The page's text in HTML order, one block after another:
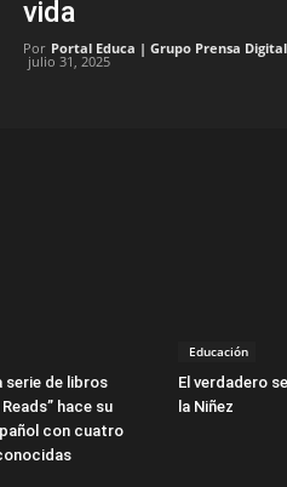
vida
Por Portal Educa | Grupo Prensa
julio 31, 2025
serie de libros
hace su
con cuatro
Educación
El verdadero
la Niñez